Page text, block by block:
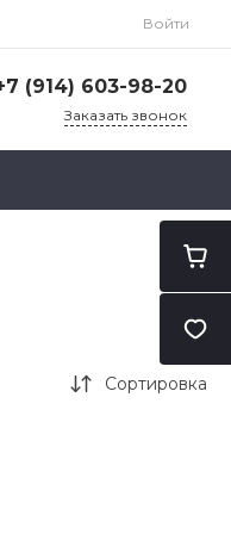
Войти
(914) 603-98-20
Заказать звонок
Сортировка